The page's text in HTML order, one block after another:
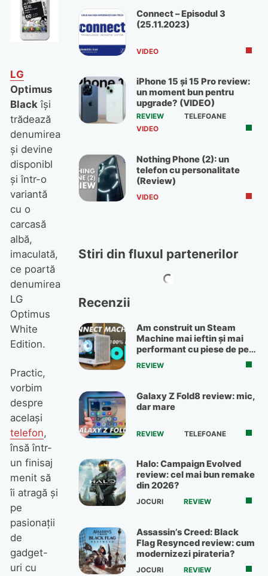
LG
Optimus
Black își
trădează
denumirea
și devine
disponibl
și într-o
variantă
cu o
carcasă
albă,
imaculată,
ce poartă
denumirea
LG
Optimus
White
Edition.
Practic,
vorbim
despre
același
telefon,
însă într-
un finisaj
menit să
îi atragă și
pe
pasionații
de
gadget-
uri cu
Connect – Episodul 3
(25.11.2023)
VIDEO
iPhone 15 și 15 Pro review:
un moment bun pentru
upgrade? (VIDEO)
REVIEW
TELEFOANE
VIDEO
Nothing Phone (2): un
telefon cu personalitate
(Review)
VIDEO
Stiri din fluxul partenerilor
Recenzii
Am construit un Steam
Machine mai ieftin și mai
performant cu piese de pe
OLX
REVIEW
Galaxy Z Fold8 review: mic,
dar mare
REVIEW TELEFOANE
Halo: Campaign Evolved
review: cel mai bun remake
din 2026?
JOCURI REVIEW
Assassin’s Creed: Black
Flag Resynced review: cum
modernizezi pirateria?
JOCURI REVIEW